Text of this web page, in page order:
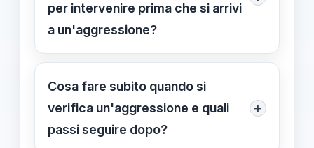
famiglie e autorità.
per intervenire prima che si arrivi
a un'aggressione?
Segnali comuni includono aumento
della tensione tra studenti, minacce
verbali, cambi improvvisi di
comportamento e comportamenti
Cosa fare subito quando si
verifica un'aggressione e quali
passi seguire dopo?
+